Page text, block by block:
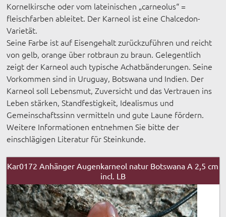
Kornelkirsche oder vom lateinischen „carneolus“ =
fleischfarben ableitet. Der Karneol ist eine Chalcedon-
Varietät.
Seine Farbe ist auf Eisengehalt zurückzuführen und reicht
von gelb, orange über rotbraun zu braun. Gelegentlich
zeigt der Karneol auch typische Achatbänderungen. Seine
Vorkommen sind in Uruguay, Botswana und Indien. Der
Karneol soll Lebensmut, Zuversicht und das Vertrauen ins
Leben stärken, Standfestigkeit, Idealismus und
Gemeinschaftssinn vermitteln und gute Laune fördern.
Weitere Informationen entnehmen Sie bitte der
einschlägigen Literatur für Steinkunde.
Kar0172 Anhänger Augenkarneol natur Botswana A 2,5 cm
incl. LB